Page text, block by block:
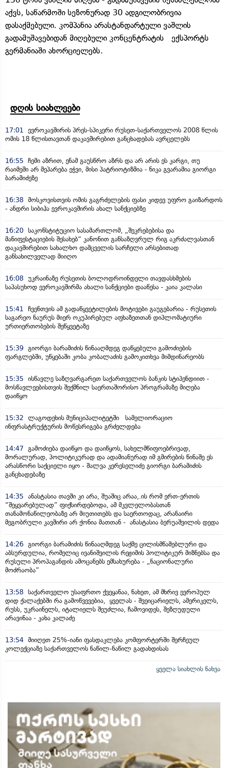
აქვს, საწარმოში სეზონურად 30 ადგილობრივია
დასაქმებული. კომპანია არასტანდარტული ვაშლის
გადამუშავებიდან მიღებული კონცენტრატის ექსპორტს
გერმანიაში ახორციელებს.
დღის სიახლეები
17:01
ევროკავშირის პრეს-სპიკერი რუსეთ-საქართველოს 2008 წლის
ომის 18 წლისთავთან დაკავშირებით განცხადებას ავრცელებს
16:55 ჩემი აზრით, ენამ გაუსწრო აზრს და არ არის ეს კარგი, თუ
რაიმეში არ მეპარება ეჭვი, მისი პატრიოტიზმია - ნიკა გვარამია გიორგი
ბარამიძეზე
16:38 მოსკოვისთვის ომის გაგრძელების ფასი კიდევ უფრო გაიზარდოს
- ანდრი სიბიჰა ევროკავშირის ახალ სანქციებზე
16:20 საკონსტიტუციო სასამართლომ, „შეკრებებისა და
მანიფესტაციების შესახებ“ კანონით განსაზღვრულ რიგ აკრძალვასთან
დაკავშირებით სახალხო დამცველის სარჩელი არსებითად
განსახილველად მიიღო
16:08 უკრაინაზე რუსეთის ბოლოდროინდელი თავდასხმების
საპასუხოდ ევროკავშირმა ახალი სანქციები დააწესა - კაია კალასი
15:41
ჩვენთვის ამ გადაწყვეტილების მოტივები გაუგებარია - რუსეთის
საგარეო ნაურუს მიერ ოკუპირებულ აფხაზეთთან დიპლომატიური
ურთიერთობების შეწყვეტაზე
15:39 გიორგი ბარამიძის წინააღმდეგ დაწყებული გამოძიების
ფარგლებში, უწყებაში კობა კობალაძის გამოკითხვა მიმდინარეობს
15:35 ისწავლე საზღვარგარეთ საქართველოს ბანკის სტიპენდიით -
მოსწავლეებისთვის შექმნილ საერთაშორისო პროგრამაზე მიღება
დაიწყო
15:32
ლაგოდეხის მუნიციპალიტეტში სამელიორაციო
ინფრასტრუქტურის მოწესრიგება გრძელდება
14:47 გამოძიება დაიწყო და დაიწყოს, სახელმწიფოებრივად,
მორალურად, პოლიტიკურად და ადამიანურად იმ გმირების წინაშე ეს
არასწორი საქციელი იყო - შალვა კერესელიძე გიორგი ბარამიძის
განცხადებაზე
14:35 ანასტასია თავში კი არა, შუაშიც არაა,.ის რომ ერთ-ერთის
“შეყვარებულად” ფიქსირდებოდა, ამ მკვლელობასთან
თანამონაწილეობაზე არ მიუთითებს და საერთოდაც, არანაირი
მეგობრული კავშირი არ ქონია მათთან - ანასტასია ბერუაშვილის დედა
14:26 გიორგი ბარამიძის წინააღმდეგ საქმე ცილისმწამებლური და
აბსურდულია, რომელიც ივანიშვილის რეჟიმის პოლიტიკურ მიზნებსა და
რუსული პროპაგანდის ამოცანებს ემსახურება - „ნაციონალური
მოძრაობა”
13:58 საქართველო უსაფრთო ქვეყანაა, ნახეთ, ამ მხრივ ევროპულ
დიდ ქალაქებში რა გამოწვევებია, ყველას - შვეიცარიელს, ამერიკელს,
რუსს, უკრაინელს, იტალიელს შეუძლია, ჩამოვიდეს, შეზღუდული
არავინაა - კახა კალაძე
13:54 მიიღეთ 25%-იანი ფასდაკლება კომფორტერში შერჩეულ
კოლექციაზე საქართველოს ნაწილ-ნაწილ გადახდისას
ყველა სიახლის ნახვა